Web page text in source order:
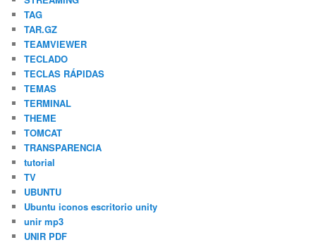
TAG
TAR.GZ
TEAMVIEWER
TECLADO
TECLAS RÁPIDAS
TEMAS
TERMINAL
THEME
TOMCAT
TRANSPARENCIA
tutorial
TV
UBUNTU
Ubuntu iconos escritorio unity
unir mp3
UNIR PDF